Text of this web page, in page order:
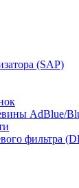
(SAP)
AdBlue/
фильтра